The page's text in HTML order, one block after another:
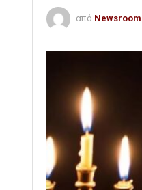
από Newsroom